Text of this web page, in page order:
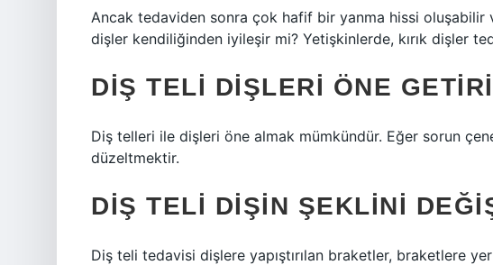
Ancak tedaviden sonra çok hafif bir yanma hissi oluşabilir
dişler kendiliğinden iyileşir mi? Yetişkinlerde, kırık dişler
DIŞ TELI DIŞLERI ÖNE
Diş telleri ile dişleri öne almak mümkündür. Eğer sorun
düzeltmektir.
DIŞ TELI DIŞIN ŞEKLINI
Diş teli tedavisi dişlere yapıştırılan braketler, braketlere